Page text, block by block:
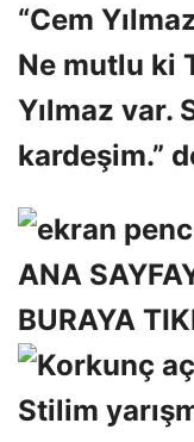
“Cem
Ne mutlu ki
Yılmaz var.
kardeşim.”
ANA
BURAYA